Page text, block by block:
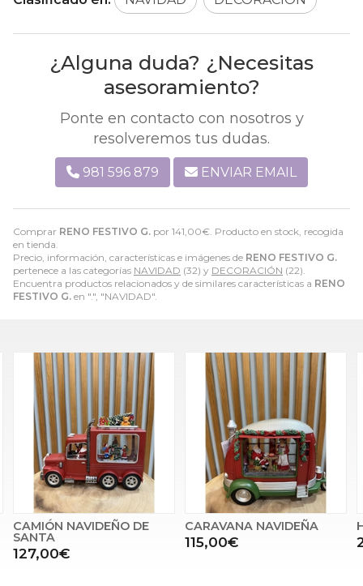
Comprar RENO FESTIVO G. por 141,00€. Producto en stock, recogida
en tienda.
Precio, información, características e imágenes de RENO FESTIVO G.
pertenece a las categorías NAVIDAD (32) y DECORACIÓN (22).
Encuentra productos relacionados y de similares características a RENO
FESTIVO G. en ".", "NAVIDAD".
¿Alguna duda? ¿Necesitas
asesoramiento?
Ponte en contacto con nosotros y
resolveremos tus dudas.
981 596 879 ENVIAR EMAIL
DE CARAVANA NAVIDEÑA HADA
24,50€